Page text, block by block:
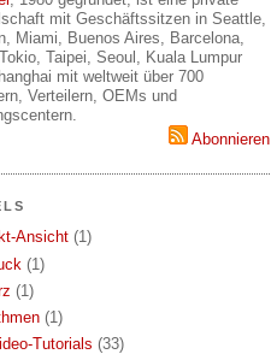
mit Geschäftssitzen in Seattle,
Miami, Buenos Aires, Barcelona,
Taipei, Seoul, Kuala Lumpur
mit weltweit über 700
Verteilern, OEMs und
Abonnieren
Ansicht (1)
(1)
(1)
(1)
Tutorials (33)